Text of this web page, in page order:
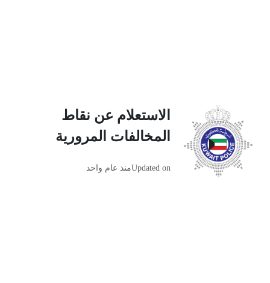
الاستعلام عن نقاط
المخالفات المرورية
Updated onمنذ عام واحد